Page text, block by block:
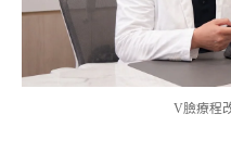
V臉療程